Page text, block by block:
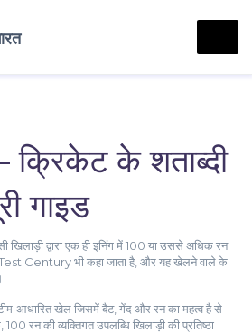
के शताब्दी
गाइड
खिलाड़ी द्वारा एक ही इनिंग में 100 या उससे अधिक रन
Centuryभी कहा जाता है, और यह खेलने वाले के
खेल जिसमें बैट, गेंद और रन का महत्व हैसे
100 रन की व्यक्तिगत उपलब्धिखिलाड़ी की प्रतिष्ठा